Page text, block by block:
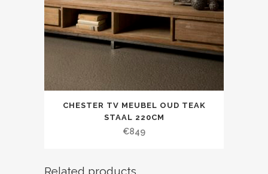
CHESTER TV MEUBEL OUD TEAK
STAAL 220CM
€849
Related products